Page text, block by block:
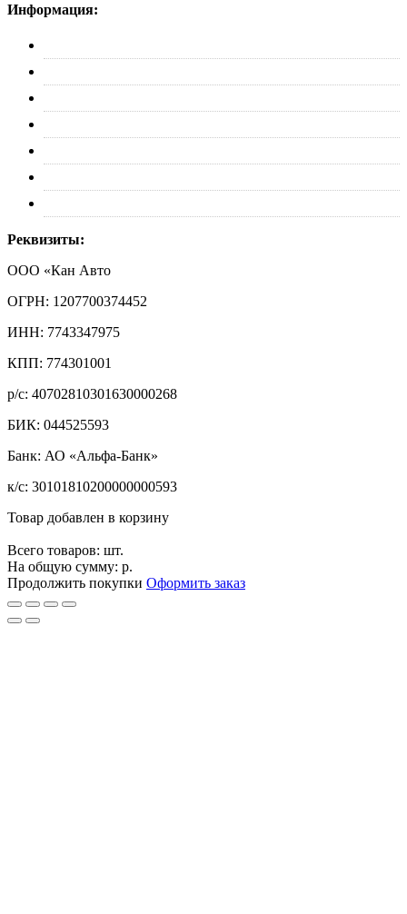
Информация:
Реквизиты:
ООО «Кан Авто
ОГРН: 1207700374452
ИНН: 7743347975
КПП: 774301001
р/с: 40702810301630000268
БИК: 044525593
Банк: АО «Альфа-Банк»
к/с: 30101810200000000593
Товар добавлен в корзину
Всего товаров: шт.
На общую сумму: р.
Продолжить покупки Оформить заказ